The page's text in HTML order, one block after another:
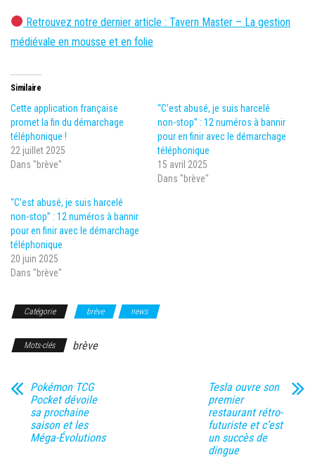
Retrouvez notre dernier article : Tavern Master – La gestion
médiévale en mousse et en folie
Similaire
Cette application française
promet la fin du démarchage
téléphonique !
22 juillet 2025
Dans "brève"
“C’est abusé, je suis harcelé
non-stop” : 12 numéros à bannir
pour en finir avec le démarchage
téléphonique
15 avril 2025
Dans "brève"
“C’est abusé, je suis harcelé
non-stop” : 12 numéros à bannir
pour en finir avec le démarchage
téléphonique
20 juin 2025
Dans "brève"
Catégorie brève news
Mots-clés brève
Pokémon TCG
Pocket dévoile
sa prochaine
saison et les
Méga-Évolutions
Tesla ouvre son
premier
restaurant rétro-
futuriste et c’est
un succès de
dingue